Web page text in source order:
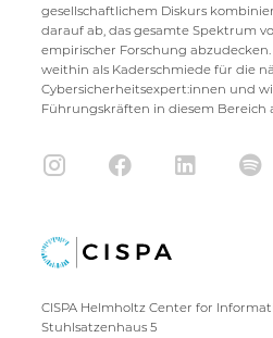
gesellschaftlichem Diskurs
darauf ab, das gesamte Spektrum
empirischer Forschung
weithin als Kaderschmiede für die
Cybersicherheitsexpert:innen und
Führungskräften in diesem Bereich
CISPA Helmholtz Center for
Stuhlsatzenhaus 5